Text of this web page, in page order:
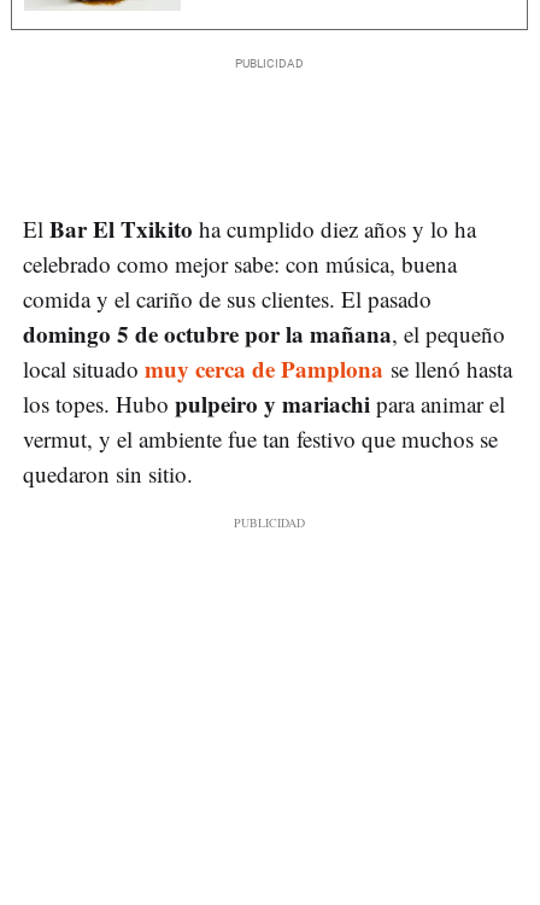
El Bar El Txikito ha cumplido diez años y lo ha
celebrado como mejor sabe: con música, buena
comida y el cariño de sus clientes. El pasado
domingo 5 de octubre por la mañana, el pequeño
local situado muy cerca de Pamplona se llenó hasta
los topes. Hubo pulpeiro y mariachi para animar el
vermut, y el ambiente fue tan festivo que muchos se
quedaron sin sitio.